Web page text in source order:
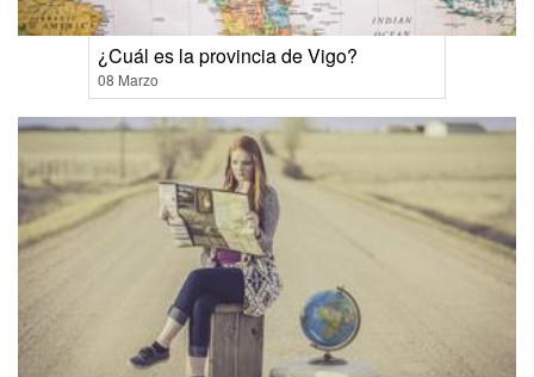
¿Cuál es la provincia de Vigo?
08 Marzo